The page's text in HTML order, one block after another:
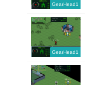
GearHead1
GearHead1